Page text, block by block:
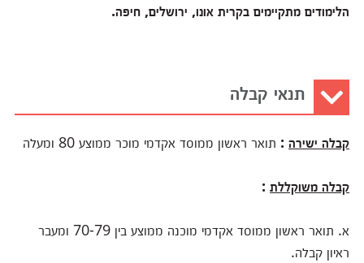
הלימודים מתקיימים בקרית אונו, ירושלים, חיפה.
תנאי קבלה
קבלה ישירה: תואר ראשון ממוסד אקדמי מוכר ממוצע 80 ומעלה
קבלה משוקללת:
א. תואר ראשון ממוסד אקדמי מוכנה ממוצע בין 70-79 ומעבר
ראיון קבלה.